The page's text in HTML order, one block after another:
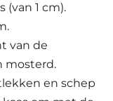
(van 1 cm).
van de
mosterd.
en schep